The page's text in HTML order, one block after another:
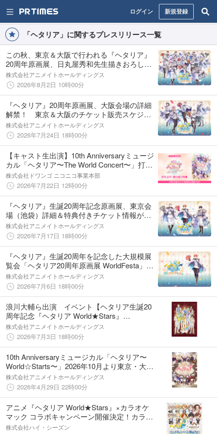
ログイン 新規登録
「ヘタリア」に関するプレスリリース一覧
この秋、東京＆大阪で行われる『ヘタリア』
20周年原画展、日丸屋秀和先生描きおろしの
全員集合キービジュアル＆特典デザインがつ
いに解禁！ 東京会場先行抽選販売も本日より
スタート！
株式会社アニメイトホールディングス
2026年8月2日 10時00分
『ヘタリア』20周年原画展、大阪会場の詳細
解禁！ 東京＆大阪のチケット販売スケジュ
ールも一挙公開！
株式会社アニメイトホールディングス
2026年7月24日 18時00分
【キャスト生出演】10th Anniversaryミュージ
カル「ヘタリア〜The World Concert〜」打ち
上げ・振り返り特番が、8月1日(土)20時30分
よりニコ生にて配信決定
株式会社ドワンゴ ニコニコ事業本部
2026年7月22日 12時00分
『ヘタリア』生誕20周年記念原画展、東京会
場（池袋）詳細＆特典付きチケット情報が解
禁 ！
株式会社アニメイトホールディングス
2026年7月17日 18時00分
『ヘタリア』生誕20周年を記念した大規模展
覧会「ヘタリア20周年原画展 WorldFesta」が
東京・大阪で開催決定！ 日丸屋秀和先生描
きおろしのイタリアも初解禁！
株式会社アニメイトホールディングス
2026年7月6日 18時00分
浪川大輔ら出演 イベント【ヘタリア生誕20
周年記念『ヘタリア World★Stars』
Anniversary Party】のアーカイブ配信決定！
チケット販売詳細も解禁！
株式会社アニメイトホールディングス
2026年7月3日 18時00分
10th Anniversaryミュージカル「ヘタリア〜
World☆Starts〜」2026年10月より東京・大
阪・愛知3都市にて上演決定‼全ビジュアル一
挙解禁＆4月29日よりチケット最速先行開始!!
株式会社アニメイトホールディングス
2026年4月29日 22時00分
アニメ『ヘタリア World★Stars』×カラオケ
マック コラボキャンペーン開催決定！カラオ
ケを楽しむミニキャライラストのコラボ限定
株式会社ハイ・シーズン